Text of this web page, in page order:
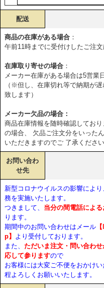
配送
商品の在庫がある場合 ：
午前11時までに受付けしたご注
在庫取り寄せの場合 ：
メーカー在庫がある場合は5営業
（※但し、在庫切れ等で納期が
致します）
メーカー欠品の場合：
商品在庫情報を随時確認してお
の場合、 欠品ご注文分をいった
いただきますのでご 了承ください
お問い合わ
せ先
新型コロナウイルスの影響によ
務を実施いたします。
つきまして、 当分の間電話によ
ります。
期間中のお問い合わせはメール
p】
より受付しております。
また、 ただいま注文・問い合わ
応して参りますので
お客様には大変ご不便をおかけ
程よろしくお願いいたします。